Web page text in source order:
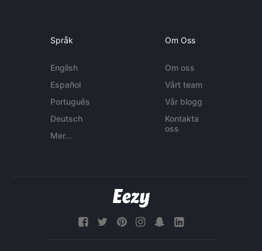
Språk
English
Español
Português
Deutsch
Mer...
Om Oss
Om oss
Vårt team
Vår blogg
Kontakta
oss